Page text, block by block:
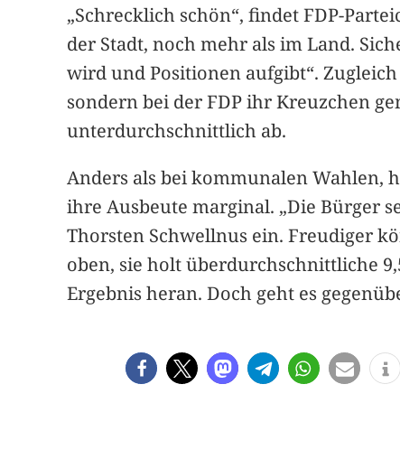
„Schrecklich schön“, findet FDP-
der Stadt, noch mehr als im Land.
wird und Positionen aufgibt“.
sondern bei der FDP ihr Kreuzchen
unterdurchschnittlich ab.
Anders als bei kommunalen Wahlen,
ihre Ausbeute marginal. „Die Bürger
Thorsten Schwellnus ein. Freudiger
oben, sie holt überdurchschnittliche
Ergebnis heran. Doch geht es